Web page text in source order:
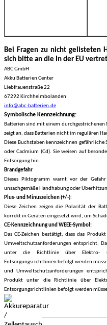
Bei Fragen zu nicht gelisteten
sich bitte an die In der EU
ABC GmbH
Akku Batterien Center
Liebfrauenstraße 22
67292 Kirchheimbolanden
info@abc-batterien.de
Symbolische Kennzeichnung:
Batterien sind mit einem durchgestrichenen
zeigt an, dass Batterien nicht im regulären
Diese Buchstaben kennzeichnen
oder Cadmium (Cd). Sie weisen auf
Entsorgung hin.
Brandgefahr
Dieses Piktogramm warnt vor der
unsachgemäße Handhabung oder
Plus- und Minuszeichen (+/-):
Diese Zeichen zeigen die Polarität der
korrekt in Geräten eingesetzt wird, um
CE-Kennzeichnungund WEEE-Symbol:
Das CE-Zeichen bestätigt, dass das
Umweltschutzanforderungen entspricht.
unter die Richtlinie über Elektro-
Entsorgungsrichtlinien befolgt werden
und Umweltschutzanforderungen
Produkt unter die Richtlinie über
Entsorgungsrichtlinien befolgt werden